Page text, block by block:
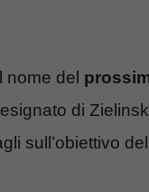
nome del
di
sull’obiettivo